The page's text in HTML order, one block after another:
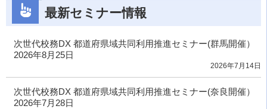
最新セミナー情報
次世代校務DX 都道府県域共同利用推進セミナー(群馬開催）
2026年8月25日
2026年7月14日
次世代校務DX 都道府県域共同利用推進セミナー(奈良開催）
2026年7月28日